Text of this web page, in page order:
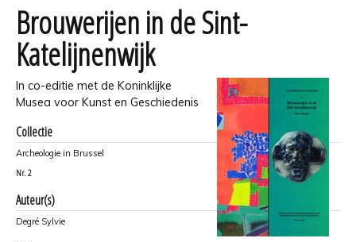
Brouwerijen in de Sint-
Katelijnenwijk
In co-editie met de Koninklijke
Musea voor Kunst en Geschiedenis
Collectie
Archeologie in Brussel
Nr. 2
Auteur(s)
Degré Sylvie